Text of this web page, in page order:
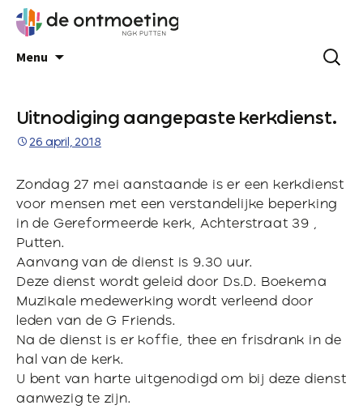
Menu
Uitnodiging aangepaste kerkdienst.
26 april, 2018
Zondag 27 mei aanstaande is er een kerkdienst
voor mensen met een verstandelijke beperking
in de Gereformeerde kerk, Achterstraat 39 ,
Putten.
Aanvang van de dienst is 9.30 uur.
Deze dienst wordt geleid door Ds.D. Boekema
Muzikale medewerking wordt verleend door
leden van de G Friends.
Na de dienst is er koffie, thee en frisdrank in de
hal van de kerk.
U bent van harte uitgenodigd om bij deze dienst
aanwezig te zijn.